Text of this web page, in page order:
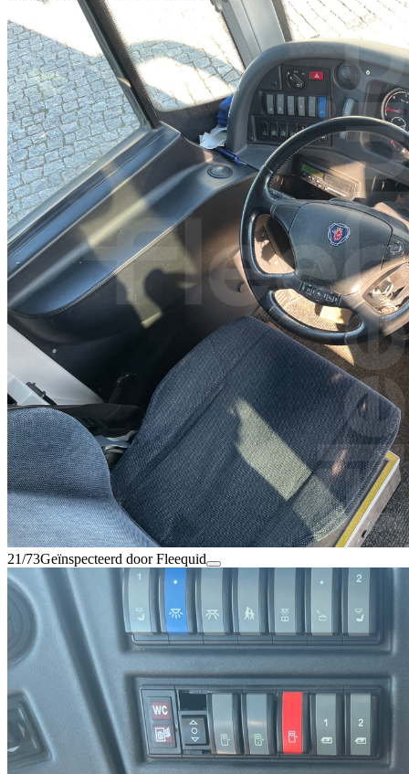
21/73Geïnspecteerd door Fleequid